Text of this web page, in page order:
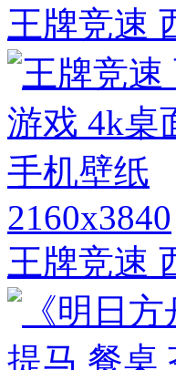
王牌竞速
2160x3840
王牌竞速